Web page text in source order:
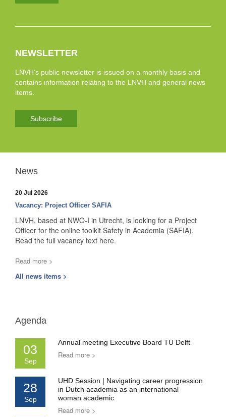
NEWSLETTER
LNVH’s public newsletter is issued on a monthly basis and
contains information relating to the LNVH and general news
items.
Subscribe
News
20 Jul 2026
Vacancy: Project Officer SAFIA
LNVH, based at NWO-I in Utrecht, is looking for a Project
Officer for the online toolkit Safety in Academia (SAFIA).
Read the full vacancy text here.
Read more >
All news items >
Agenda
03
Sep
Annual meeting Executive Board TU Delft
Read more >
28
Sep
UHD Session | Navigating career progression
in Dutch academia as an international
woman academic
Read more >